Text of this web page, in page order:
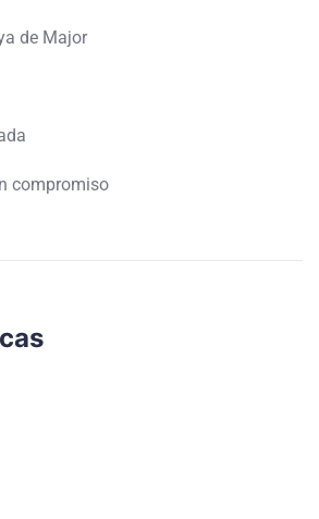
de Major
compromiso